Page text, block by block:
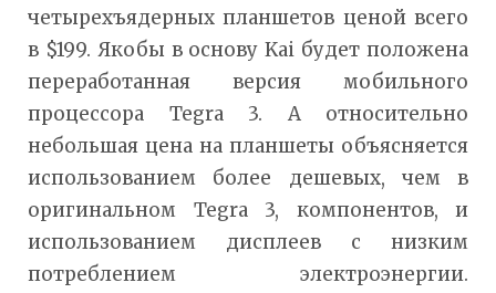
четырехъядерных планшетов ценой всего
в $199. Якобы в основу Kai будет положена
переработанная версия мобильного
процессора Tegra 3. А относительно
небольшая цена на планшеты объясняется
использованием более дешевых, чем в
оригинальном Tegra 3, компонентов, и
использованием дисплеев с низким
потреблением электроэнергии.